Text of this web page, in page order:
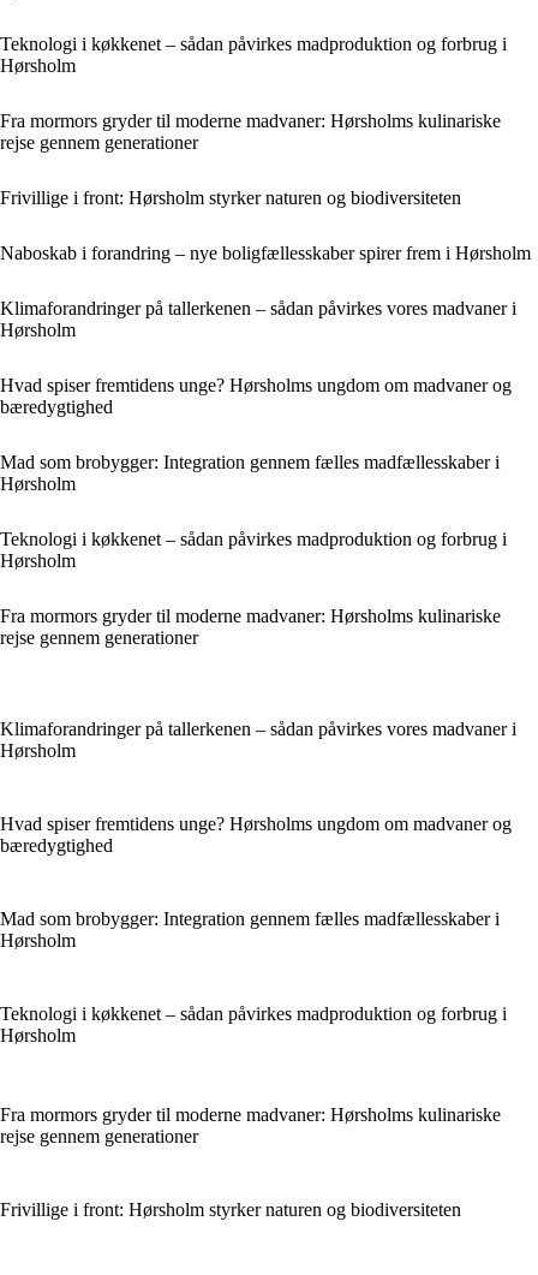
Teknologi i køkkenet – sådan påvirkes madproduktion og forbrug i
Hørsholm
Fra mormors gryder til moderne madvaner: Hørsholms kulinariske
rejse gennem generationer
Frivillige i front: Hørsholm styrker naturen og biodiversiteten
Naboskab i forandring – nye boligfællesskaber spirer frem i Hørsholm
Klimaforandringer på tallerkenen – sådan påvirkes vores madvaner i
Hørsholm
Hvad spiser fremtidens unge? Hørsholms ungdom om madvaner og
bæredygtighed
Mad som brobygger: Integration gennem fælles madfællesskaber i
Hørsholm
Teknologi i køkkenet – sådan påvirkes madproduktion og forbrug i
Hørsholm
Fra mormors gryder til moderne madvaner: Hørsholms kulinariske
rejse gennem generationer
Klimaforandringer på tallerkenen – sådan påvirkes vores madvaner i
Hørsholm
Hvad spiser fremtidens unge? Hørsholms ungdom om madvaner og
bæredygtighed
Mad som brobygger: Integration gennem fælles madfællesskaber i
Hørsholm
Teknologi i køkkenet – sådan påvirkes madproduktion og forbrug i
Hørsholm
Fra mormors gryder til moderne madvaner: Hørsholms kulinariske
rejse gennem generationer
Frivillige i front: Hørsholm styrker naturen og biodiversiteten